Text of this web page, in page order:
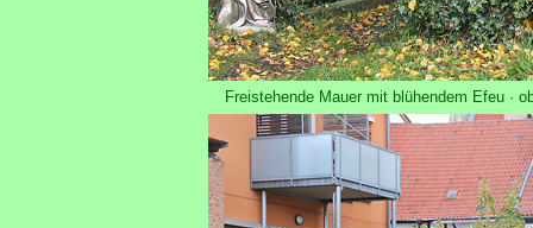
Freistehende Mauer mit blühendem Efeu ·